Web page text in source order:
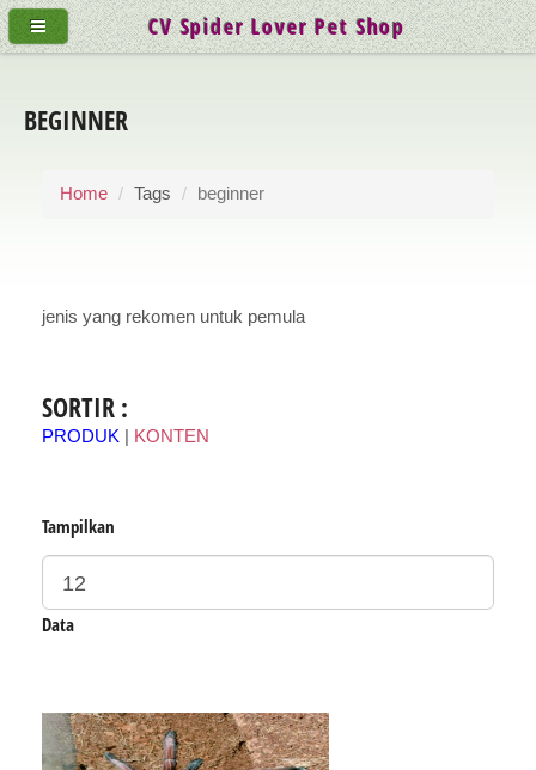
BEGINNER
Home Tags beginner
jenis yang rekomen untuk pemula
SORTIR :
PRODUK KONTEN
Tampilkan
Data
CV Spider Lover Pet Shop